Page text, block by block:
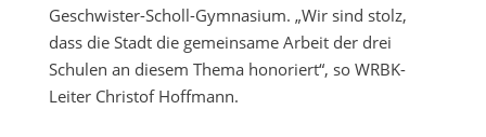
Geschwister-Scholl-Gymnasium. „Wir sind stolz,
dass die Stadt die gemeinsame Arbeit der drei
Schulen an diesem Thema honoriert“, so WRBK-
Leiter Christof Hoffmann.